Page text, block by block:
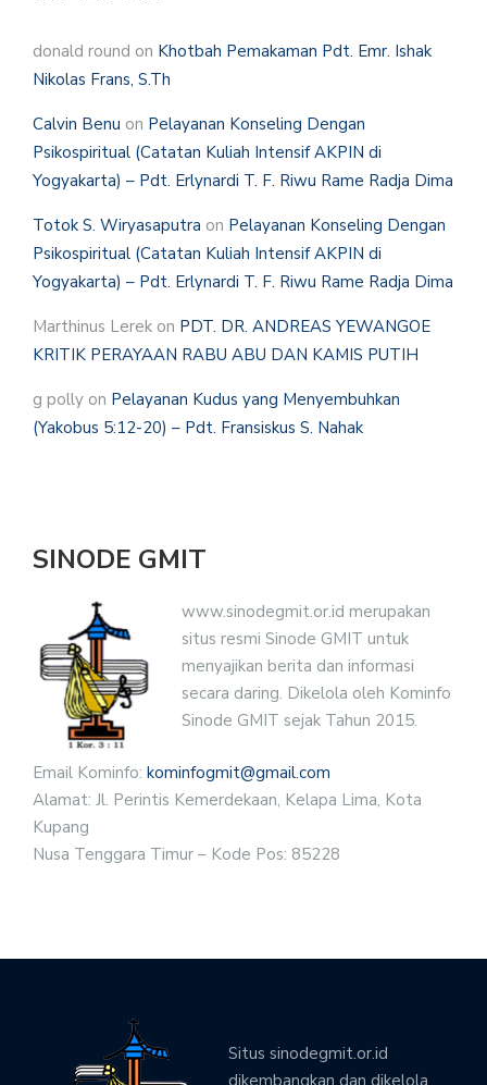
donald round on Khotbah Pemakaman Pdt. Emr. Ishak
Nikolas Frans, S.Th
Calvin Benu on Pelayanan Konseling Dengan
Psikospiritual (Catatan Kuliah Intensif AKPIN di
Yogyakarta) – Pdt. Erlynardi T. F. Riwu Rame Radja Dima
Totok S. Wiryasaputra on Pelayanan Konseling Dengan
Psikospiritual (Catatan Kuliah Intensif AKPIN di
Yogyakarta) – Pdt. Erlynardi T. F. Riwu Rame Radja Dima
Marthinus Lerek on PDT. DR. ANDREAS YEWANGOE
KRITIK PERAYAAN RABU ABU DAN KAMIS PUTIH
g polly on Pelayanan Kudus yang Menyembuhkan
(Yakobus 5:12-20) – Pdt. Fransiskus S. Nahak
SINODE GMIT
www.sinodegmit.or.id merupakan
situs resmi Sinode GMIT untuk
menyajikan berita dan informasi
secara daring. Dikelola oleh Kominfo
Sinode GMIT sejak Tahun 2015.
Email Kominfo: kominfogmit@gmail.com
Alamat: Jl. Perintis Kemerdekaan, Kelapa Lima, Kota
Kupang
Nusa Tenggara Timur – Kode Pos: 85228
Situs sinodegmit.or.id
dikembangkan dan dikelola